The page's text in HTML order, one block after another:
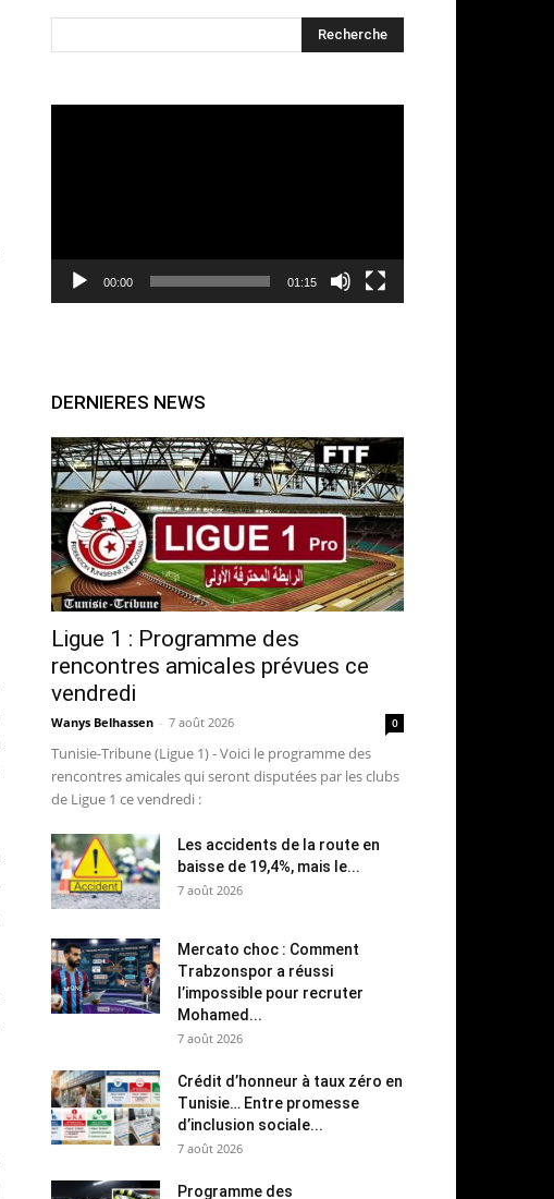
00:00 01:15
DERNIERES NEWS
Ligue 1 : Programme des
rencontres amicales prévues ce
vendredi
Wanys Belhassen - 7 août 2026 0
Tunisie-Tribune (Ligue 1) - Voici le programme des
rencontres amicales qui seront disputées par les clubs
de Ligue 1 ce vendredi :
Les accidents de la route en
baisse de 19,4%, mais le...
7 août 2026
Mercato choc : Comment
Trabzonspor a réussi
l’impossible pour recruter
Mohamed...
7 août 2026
Crédit d’honneur à taux zéro en
Tunisie… Entre promesse
d’inclusion sociale...
7 août 2026
Programme des